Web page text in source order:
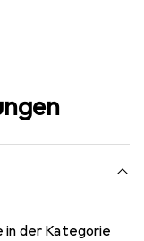
in der Kategorie